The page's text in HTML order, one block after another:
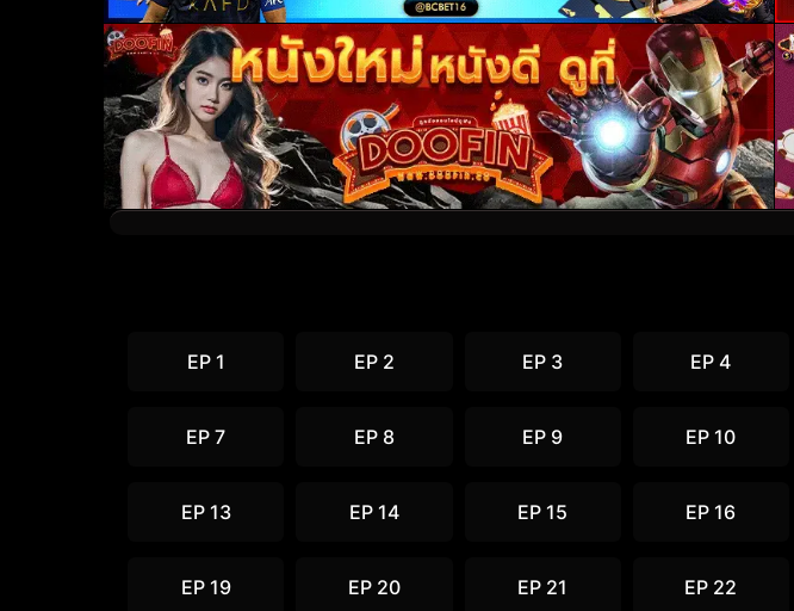
EP 1 EP 2 EP 3 EP 4
EP 7 EP 8 EP 9 EP 10
EP 13 EP 14 EP 15 EP 16
EP 19 EP 20 EP 21 EP 22